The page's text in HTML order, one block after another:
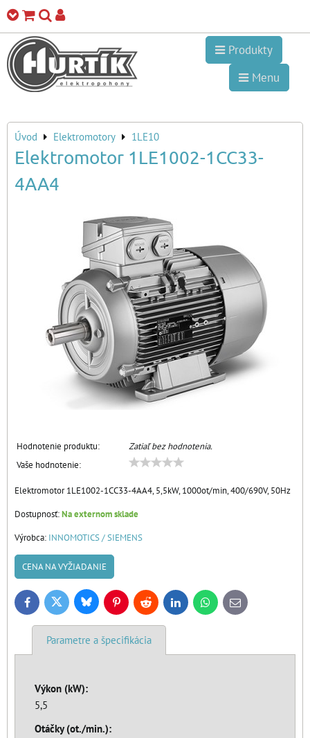
Produkty
Menu
Úvod Elektromotory 1LE10
Elektromotor 1LE1002-1CC33-
4AA4
Hodnotenie produktu:
Zatiaľ bez hodnotenia.
Vaše hodnotenie:
Elektromotor 1LE1002-1CC33-4AA4, 5,5kW, 1000ot/min, 400/690V, 50Hz
Dostupnosť:Na externom sklade
Výrobca: INNOMOTICS / SIEMENS
CENA NA VYŽIADANIE
FacebookTwitter BlueskyPinterestReddit LinkedInWhatsApp
E-
mail
Parametre a špecifikácia
Výkon (kW):
5,5
Otáčky (ot./min.):